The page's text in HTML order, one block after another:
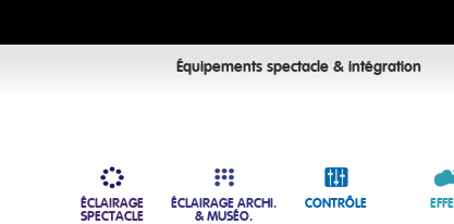
Équipements spectacle & intégration
ÉCLAIRAGE
SPECTACLE
ÉCLAIRAGE ARCHI.
& MUSÉO.
CONTRÔLE